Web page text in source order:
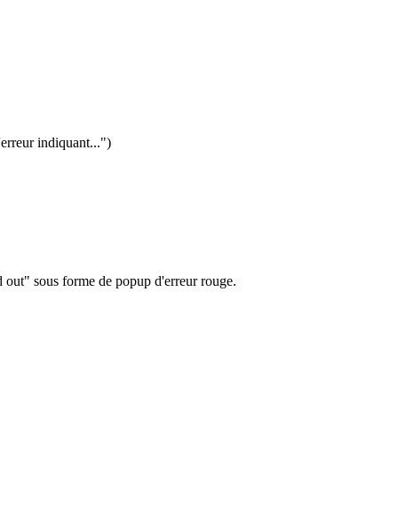
indiquant...")
sous forme de popup d'erreur rouge.